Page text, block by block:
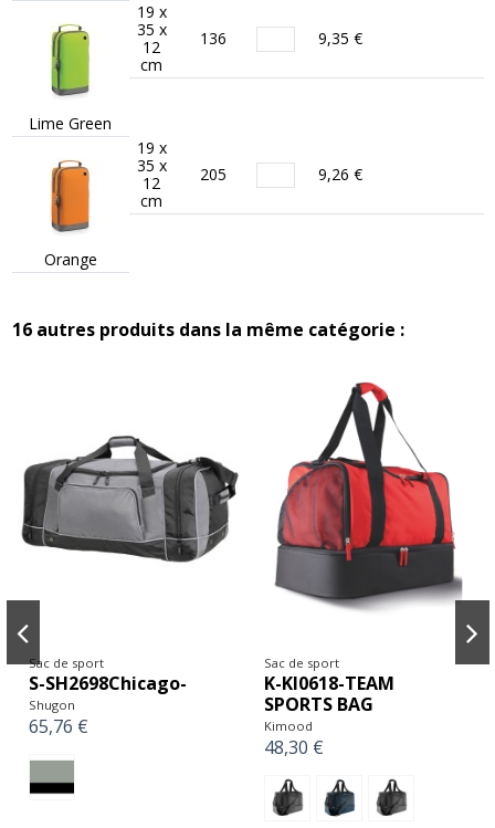
Lime Green
19 x
35 x
12
cm
136 9,35 €
Orange
19 x
35 x
12
cm
205 9,26 €
16 autres produits dans la même catégorie :
Sac de sport
S-SH2698Chicago-
Shugon
65,76 €
Sac de sport
K-KI0618-TEAM
SPORTS BAG
Kimood
48,30 €